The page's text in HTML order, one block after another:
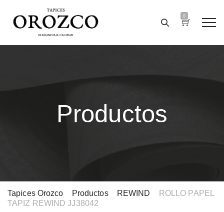
0
Productos
Tapices Orozco Productos> REWIND
ROLLO PAPEL
TAPIZ REWIND JJ38042